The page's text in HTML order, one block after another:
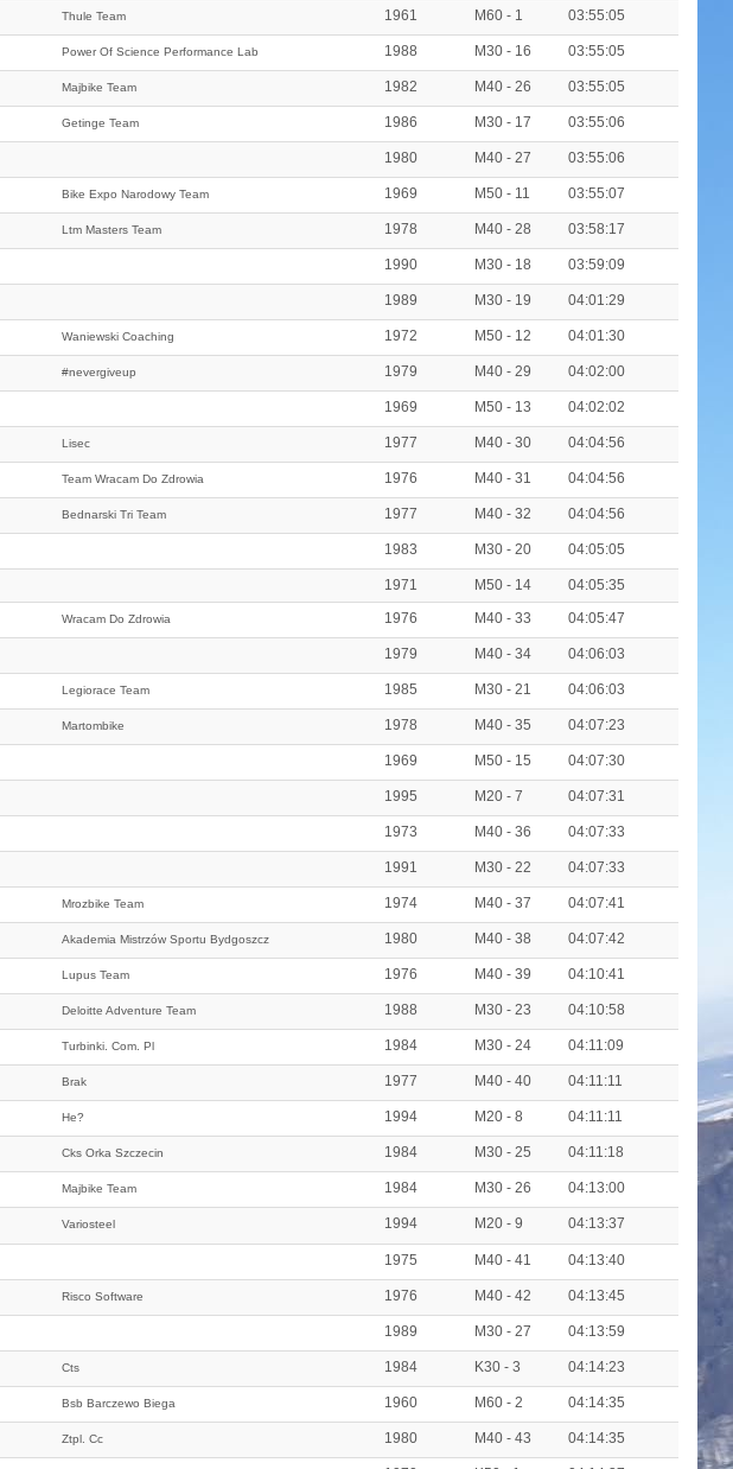
Thule Team 1961 M60 - 1 03:55:05
Power Of Science Performance Lab 1988 M30 - 16 03:55:05
Majbike Team 1982 M40 - 26 03:55:05
Getinge Team 1986 M30 - 17 03:55:06
1980 M40 - 27 03:55:06
Bike Expo Narodowy Team 1969 M50 - 11 03:55:07
Ltm Masters Team 1978 M40 - 28 03:58:17
1990 M30 - 18 03:59:09
1989 M30 - 19 04:01:29
Waniewski Coaching 1972 M50 - 12 04:01:30
#nevergiveup 1979 M40 - 29 04:02:00
1969 M50 - 13 04:02:02
Lisec 1977 M40 - 30 04:04:56
Team Wracam Do Zdrowia 1976 M40 - 31 04:04:56
Bednarski Tri Team 1977 M40 - 32 04:04:56
1983 M30 - 20 04:05:05
1971 M50 - 14
04:05:35
Wracam Do Zdrowia 1976 M40 - 33 04:05:47
1979 M40 - 34 04:06:03
Legiorace Team 1985 M30 - 21 04:06:03
Martombike 1978 M40 - 35 04:07:23
1969 M50 - 15 04:07:30
1995 M20 - 7 04:07:31
1973 M40 - 36 04:07:33
1991 M30 - 22 04:07:33
Mrozbike Team 1974 M40 - 37 04:07:41
Akademia Mistrzów Sportu Bydgoszcz 1980 M40 - 38 04:07:42
Lupus Team 1976 M40 - 39 04:10:41
Deloitte Adventure Team 1988 M30 - 23 04:10:58
Turbinki. Com. Pl 1984 M30 - 24 04:11:09
Brak 1977 M40 - 40 04:11:11
He? 1994 M20 - 8 04:11:11
Cks Orka Szczecin 1984 M30 - 25 04:11:18
Majbike Team 1984 M30 - 26 04:13:00
Variosteel 1994 M20 - 9 04:13:37
1975 M40 - 41 04:13:40
Risco Software 1976 M40 - 42 04:13:45
1989 M30 - 27 04:13:59
Cts 1984 K30 - 3 04:14:23
Bsb Barczewo Biega 1960 M60 - 2 04:14:35
Ztpl. Cc 1980 M40 - 43 04:14:35